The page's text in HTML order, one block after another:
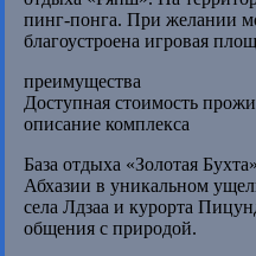
пинг-понга. При желании
благоустроена игровая
преимущества
Доступная стоимость
описание комплекса
База отдыха «Золотая
Абхазии в уникальном
села Лдзаа и курорта
общения с природой.